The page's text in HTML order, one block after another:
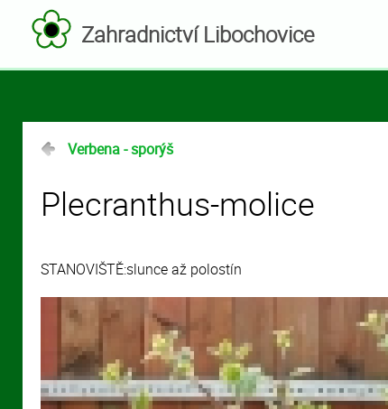
Zahradnictví Libochovice
Verbena - sporýš
Plecranthus-molice
STANOVIŠTĚ:slunce až polostín